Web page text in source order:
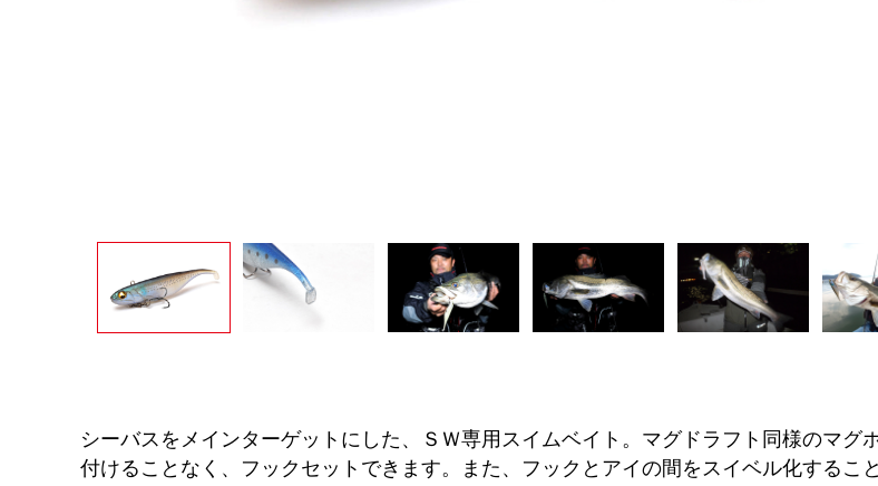
シーバスをメインターゲットにした、ＳＷ専用スイムベイト。マグドラフト同様のマ
付けることなく、フックセットできます。また、フックとアイの間をスイベル化するこ